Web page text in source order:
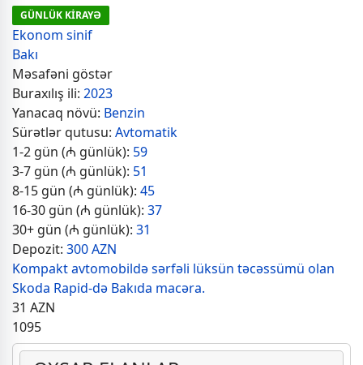
GÜNLÜK KİRAYƏ
Ekonom sinif
Bakı
Məsafəni göstər
Buraxılış ili: 2023
Yanacaq növü: Benzin
Sürətlər qutusu: Avtomatik
1-2 gün (₼ günlük): 59
3-7 gün (₼ günlük): 51
8-15 gün (₼ günlük): 45
16-30 gün (₼ günlük): 37
30+ gün (₼ günlük): 31
Depozit: 300 AZN
Kompakt avtomobildə sərfəli lüksün təcəssümü olan
Skoda Rapid-də Bakıda macəra.
31 AZN
1095